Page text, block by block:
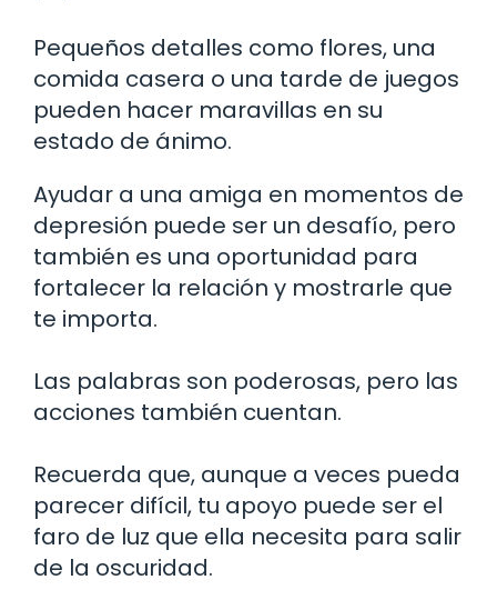
Pequeños detalles como flores, una
comida casera o una tarde de juegos
pueden hacer maravillas en su
estado de ánimo.
Ayudar a una amiga en momentos de
depresión puede ser un desafío, pero
también es una oportunidad para
fortalecer la relación y mostrarle que
te importa.
Las palabras son poderosas, pero las
acciones también cuentan.
Recuerda que, aunque a veces pueda
parecer difícil, tu apoyo puede ser el
faro de luz que ella necesita para salir
de la oscuridad.